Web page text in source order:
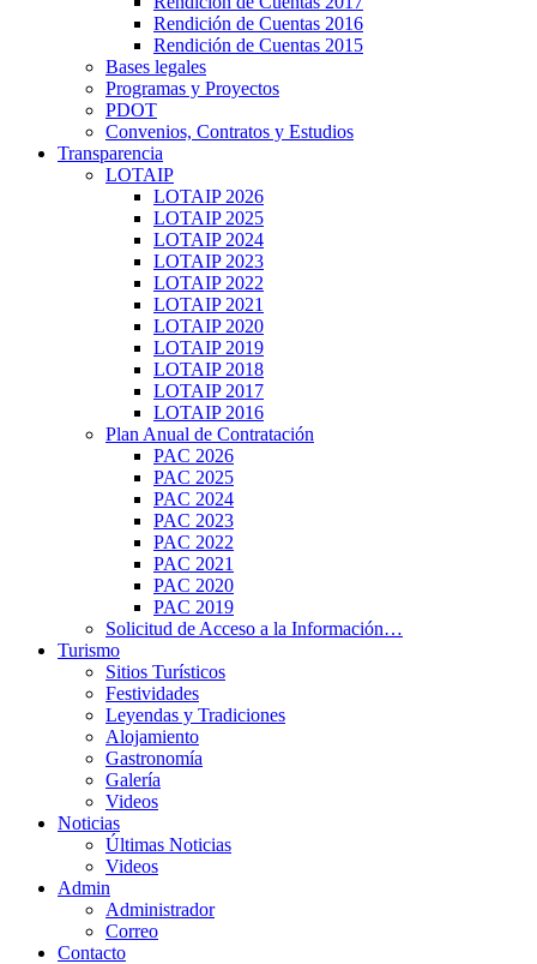
Rendición de Cuentas 2016
Rendición de Cuentas 2015
Bases legales
Programas y Proyectos
PDOT
Convenios, Contratos y Estudios
Transparencia
LOTAIP
LOTAIP 2026
LOTAIP 2025
LOTAIP 2024
LOTAIP 2023
LOTAIP 2022
LOTAIP 2021
LOTAIP 2020
LOTAIP 2019
LOTAIP 2018
LOTAIP 2017
LOTAIP 2016
Plan Anual de Contratación
PAC 2026
PAC 2025
PAC 2024
PAC 2023
PAC 2022
PAC 2021
PAC 2020
PAC 2019
Solicitud de Acceso a la Información…
Turismo
Sitios Turísticos
Festividades
Leyendas y Tradiciones
Alojamiento
Gastronomía
Galería
Videos
Noticias
Últimas Noticias
Videos
Admin
Administrador
Correo
Contacto